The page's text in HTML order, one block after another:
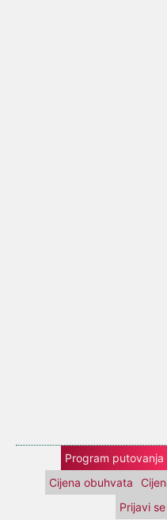
Program putovanja
Cijena obuhvata
Prijavi